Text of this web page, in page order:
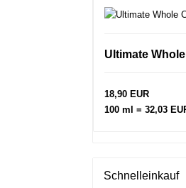
Ultimate
18,90 EUR
100 ml = 32,03
Schnelleinkauf